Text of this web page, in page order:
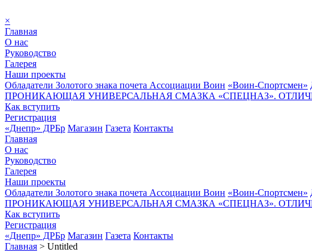
×
Главная
О нас
Руководство
Галерея
Наши проекты
Обладатели Золотого знака почета Ассоциации Воин «Воин-Спортсмен»
ПРОНИКАЮЩАЯ УНИВЕРСАЛЬНАЯ СМАЗКА «СПЕЦНАЗ».
Как вступить
Регистрация
«Днепр» ДРБр Магазин Газета Контакты
Главная
О нас
Руководство
Галерея
Наши проекты
Обладатели Золотого знака почета Ассоциации Воин «Воин-Спортсмен»
ПРОНИКАЮЩАЯ УНИВЕРСАЛЬНАЯ СМАЗКА «СПЕЦНАЗ».
Как вступить
Регистрация
«Днепр» ДРБр Магазин Газета Контакты
Главная > Untitled